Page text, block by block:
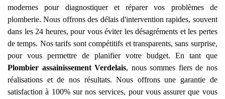
modernes pour diagnostiquer et réparer vos problèmes de
plomberie. Nous offrons des délais d'intervention rapides, souvent
dans les 24 heures, pour vous éviter les désagréments et les pertes
de temps. Nos tarifs sont compétitifs et transparents, sans surprise,
pour vous permettre de planifier votre budget. En tant que
Plombier assainissement Verdelais, nous sommes fiers de nos
réalisations et de nos résultats. Nous offrons une garantie de
satisfaction à 100% sur nos services, pour vous assurer que vous